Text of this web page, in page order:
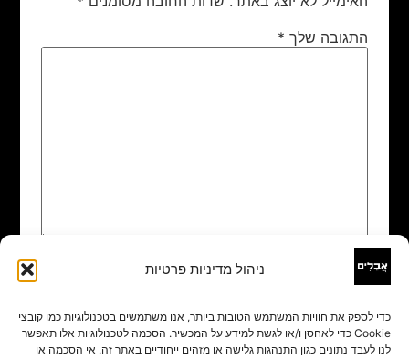
ניהול מדיניות פרטיות
כדי לספק את חוויות המשתמש הטובות ביותר, אנו משתמשים בטכנולוגיות כמו קובצי
Cookie כדי לאחסן ו/או לגשת למידע על המכשיר. הסכמה לטכנולוגיות אלו תאפשר
לנו לעבד נתונים כגון התנהגות גלישה או מזהים ייחודיים באתר זה. אי הסכמה או
התגובה שלך *
שם
אימייל*